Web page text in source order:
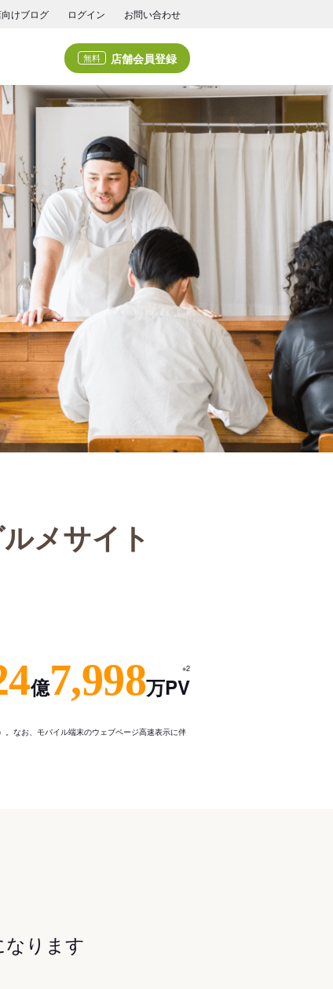
けブログ ログイン お問い合わせ
無料 店舗会員登録
メサイト
億7,998万PV
※2
なお、モバイル端末のウェブページ高速表示に伴
なります